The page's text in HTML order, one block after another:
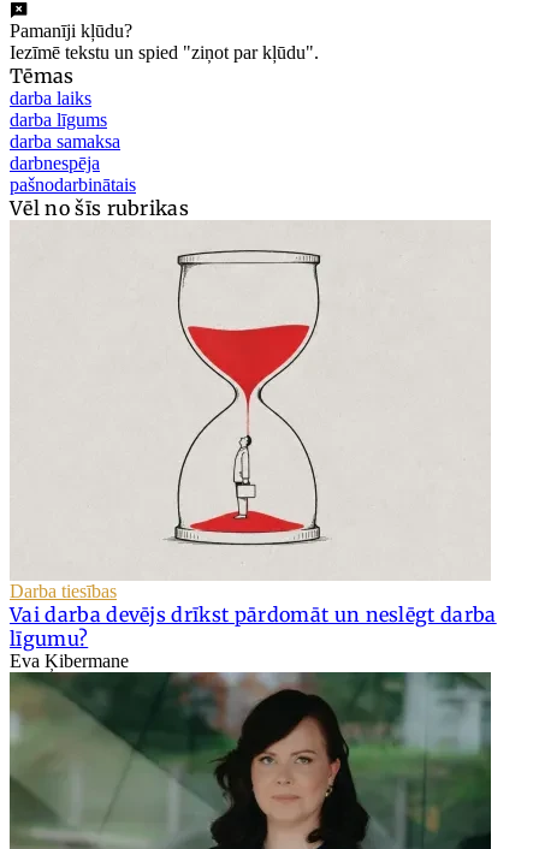
Pamanīji kļūdu?
Iezīmē tekstu un spied "ziņot par kļūdu".
Tēmas
darba laiks
darba līgums
darba samaksa
darbnespēja
pašnodarbinātais
Vēl no šīs rubrikas
Darba tiesības
Vai darba devējs drīkst pārdomāt un neslēgt darba
līgumu?
Eva Ķibermane